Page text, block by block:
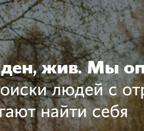
жив. Мы
людей с
найти себя